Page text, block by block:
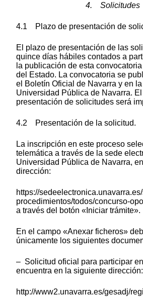
4. Solicitudes
4.1 Plazo de presentación de
El plazo de presentación de las
quince días hábiles contados a
la publicación de esta
del Estado. La convocatoria se
el Boletín Oficial de Navarra y en
Universidad Pública de Navarra.
presentación de solicitudes será
4.2 Presentación de la solicitud.
La inscripción en este proceso
telemática a través de la sede
Universidad Pública de Navarra,
dirección:
https://
procedimientos/todos/concurso-
a través del botón «Iniciar trámite».
En el campo «Anexar ficheros»
únicamente los siguientes
– Solicitud oficial para participar
encuentra en la siguiente dirección:
http://www2.unavarra.es/gesadj/